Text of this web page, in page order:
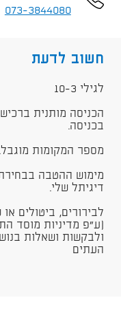
073-3844080
חשוב לדעת
​לגילי 10-3
הכניסה מותנית
בכניסה.
מספר המקומות מוגבל.
מימוש ההטבה בבחירת
דיגיתל שלי.
לבירורים, ביטולים
(ע"פ מדיניות מוסד
ולבקשות ושאלות
העתים